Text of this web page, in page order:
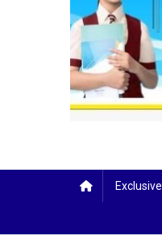
Exclusive